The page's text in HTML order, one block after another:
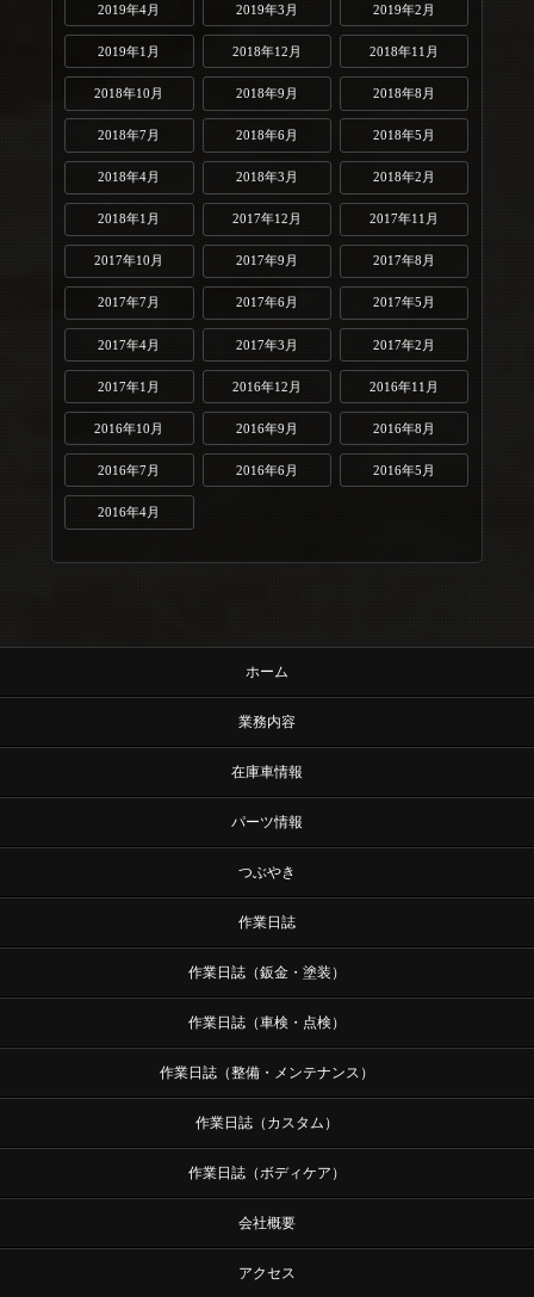
2019年4月 2019年3月 2019年2月
2019年1月 2018年12月 2018年11月
2018年10月 2018年9月 2018年8月
2018年7月 2018年6月 2018年5月
2018年4月 2018年3月 2018年2月
2018年1月 2017年12月 2017年11月
2017年10月 2017年9月 2017年8月
2017年7月 2017年6月 2017年5月
2017年4月 2017年3月 2017年2月
2017年1月 2016年12月 2016年11月
2016年10月 2016年9月 2016年8月
2016年7月 2016年6月 2016年5月
2016年4月
ホーム
業務内容
在庫車情報
パーツ情報
つぶやき
作業日誌
作業日誌（鈑金・塗装）
作業日誌（車検・点検）
作業日誌（整備・メンテナンス）
作業日誌（カスタム）
作業日誌（ボディケア）
会社概要
アクセス